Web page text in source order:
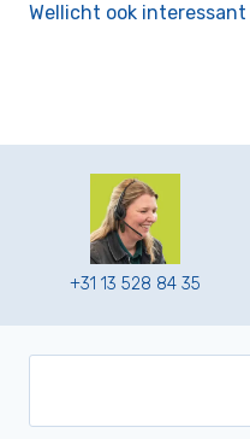
Wellicht ook interessant
+31 13 528 84 35